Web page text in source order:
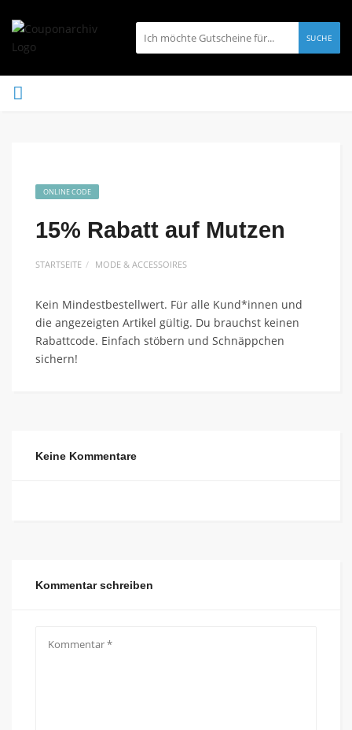
SUCHE
ONLINE CODE
15% Rabatt auf Mutzen
STARTSEITE MODE & ACCESSOIRES
Kein Mindestbestellwert. Für alle Kund*innen und
die angezeigten Artikel gültig. Du brauchst keinen
Rabattcode. Einfach stöbern und Schnäppchen
sichern!
Keine Kommentare
Kommentar schreiben